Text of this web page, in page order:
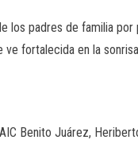
los padres de familia
fortalecida en la
Benito Juárez,